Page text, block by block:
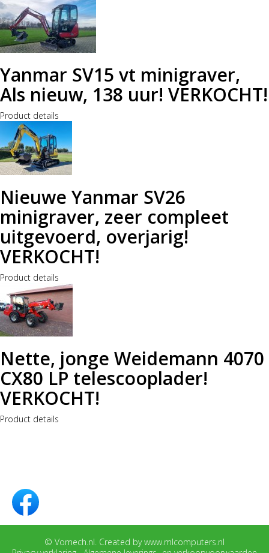
Yanmar SV15 vt minigraver,
Als nieuw, 138 uur! VERKOCHT!
Product details
Nieuwe Yanmar SV26
minigraver, zeer compleet
uitgevoerd, overjarig!
VERKOCHT!
Product details
Nette, jonge Weidemann 4070
CX80 LP telescooplader!
VERKOCHT!
Product details
© Vomech.nl. Created by www.mlcomputers.nl